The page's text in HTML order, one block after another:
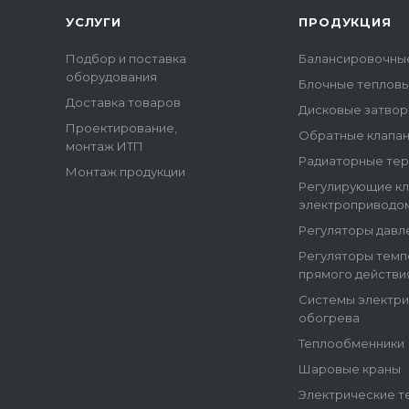
УСЛУГИ
Подбор и поставка
оборудования
Доставка товаров
Проектирование,
монтаж ИТП
Монтаж продукции
ПРОДУКЦИЯ
Блочные
Дисковые
Обратные
Радиаторные
Регулирующие
Регуляторы
Регуляторы
прямого
Системы
обогрева
Теплообменники
Шаровые краны
Электрические